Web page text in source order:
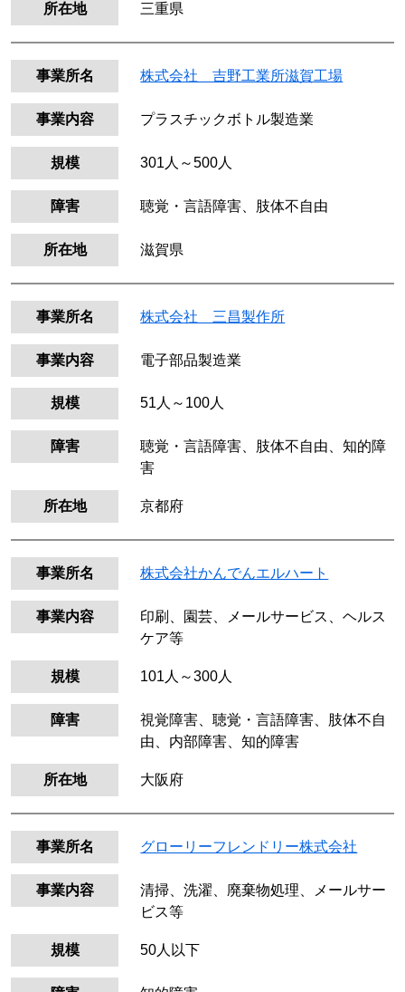
所在地 三重県
事業所名 株式会社 吉野工業所滋賀工場
事業内容 プラスチックボトル製造業
規模 301人～500人
障害 聴覚・言語障害、肢体不自由
所在地 滋賀県
事業所名 株式会社 三昌製作所
事業内容 電子部品製造業
規模 51人～100人
障害
聴覚・言語障害、肢体不自由、知的障
害
所在地 京都府
事業所名 株式会社かんでんエルハート
事業内容
印刷、園芸、メールサービス、ヘルス
ケア等
規模 101人～300人
障害
視覚障害、聴覚・言語障害、肢体不自
由、内部障害、知的障害
所在地 大阪府
事業所名 グローリーフレンドリー株式会社
事業内容
清掃、洗濯、廃棄物処理、メールサー
ビス等
規模 50人以下